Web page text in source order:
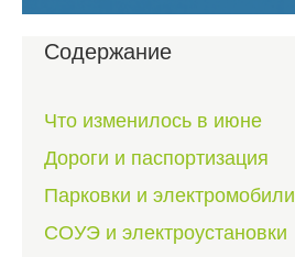
Содержание
Что изменилось в июне
Дороги и паспортизация
Парковки и электромобили
СОУЭ и электроустановки